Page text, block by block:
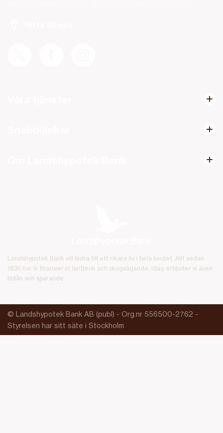
Landshypotek Bank vill bidra till ett rikare liv i hela landet. Allt sedan
1836 har vi finansierat lantbruk och skogsägande. Idag erbjuder vi även
bolån och sparande.
© Landshypotek Bank AB (publ) - Org.nr 556500-2762 -
Styrelsen har sitt säte i Stockholm